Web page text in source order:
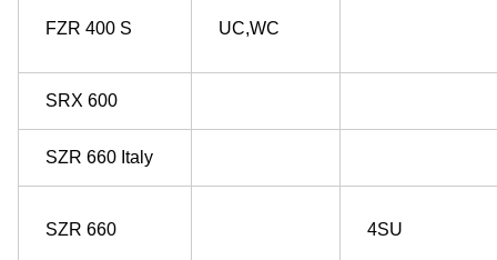
FZR 400 S UC,WC
SRX 600
SZR 660 Italy
SZR 660 4SU